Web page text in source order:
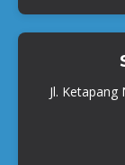
Jl. Ketapang